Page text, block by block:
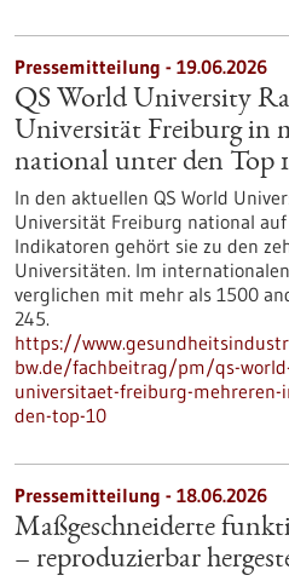
Pressemitteilung - 19.06.2026
QS World University
Universität Freiburg in
national unter den Top
In den aktuellen QS World
Universität Freiburg national
Indikatoren gehört sie zu den
Universitäten. Im
verglichen mit mehr als 1500
245.
https://
bw.de/fachbeitrag/pm/qs-
universitaet-freiburg-
den-top-10
Pressemitteilung - 18.06.2026
Maßgeschneiderte
– reproduzierbar